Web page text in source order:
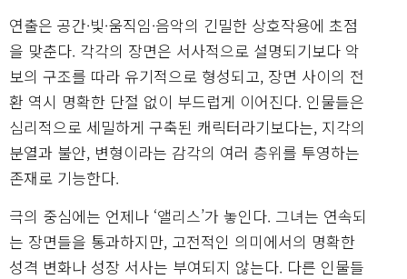
연출은 공간·빛·움직임·음악의 긴밀한 상호작용에 초점
을 맞춘다. 각각의 장면은 서사적으로 설명되기보다 악
보의 구조를 따라 유기적으로 형성되고, 장면 사이의 전
환 역시 명확한 단절 없이 부드럽게 이어진다. 인물들은
심리적으로 세밀하게 구축된 캐릭터라기보다는, 지각의
분열과 불안, 변형이라는 감각의 여러 층위를 투영하는
존재로 기능한다.
극의 중심에는 언제나 ‘앨리스’가 놓인다. 그녀는 연속되
는 장면들을 통과하지만, 고전적인 의미에서의 명확한
성격 변화나 성장 서사는 부여되지 않는다. 다른 인물들